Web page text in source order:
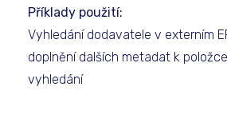
Příklady použití:
Vyhledání dodavatele v externím
doplnění dalších metadat k
vyhledání